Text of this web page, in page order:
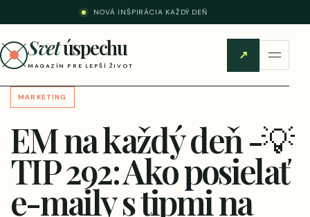
NOVÁ INŠPIRÁCIA KAŽDÝ DEŇ
Svetúspechu
MAGAZÍN PRE LEPŠÍ ŽIVOT
↗
MARKETING
EM na každý deň -💡
TIP 292: Ako posielať
e-maily s tipmi na